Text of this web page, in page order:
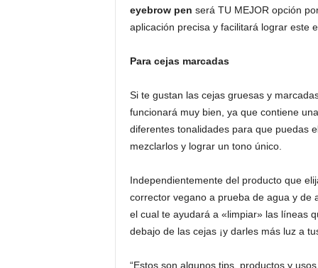
eyebrow pen será TU MEJOR opción
aplicación precisa y facilitará lograr este
Para cejas marcadas
Si te gustan las cejas gruesas y
funcionará muy bien, ya que contiene
diferentes tonalidades para que puedas
mezclarlos y lograr un tono único.
Independientemente del producto que
corrector vegano a prueba de agua y de
el cual te ayudará a «limpiar» las líneas
debajo de las cejas ¡y darles más luz a
“Estos son algunos tips, productos y